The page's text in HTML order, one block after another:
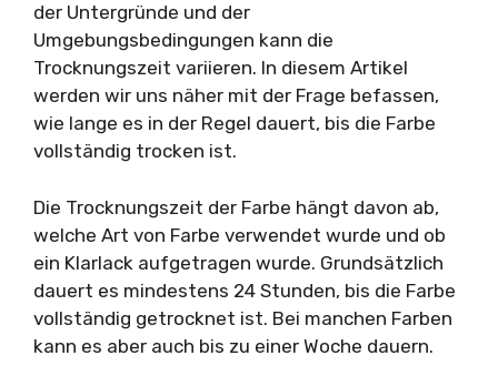
der Untergründe und der
Umgebungsbedingungen kann die
Trocknungszeit variieren. In diesem Artikel
werden wir uns näher mit der Frage befassen,
wie lange es in der Regel dauert, bis die Farbe
vollständig trocken ist.
Die Trocknungszeit der Farbe hängt davon ab,
welche Art von Farbe verwendet wurde und ob
ein Klarlack aufgetragen wurde. Grundsätzlich
dauert es mindestens 24 Stunden, bis die Farbe
vollständig getrocknet ist. Bei manchen Farben
kann es aber auch bis zu einer Woche dauern.